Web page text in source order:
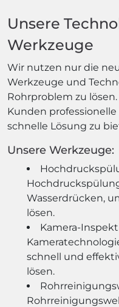
Unsere
Werkzeuge
Wir nutzen nur die
Werkzeuge und
Rohrproblem zu
Kunden
schnelle Lösung zu
Unsere Werkzeuge:
Wasserdrücken,
lösen.
Kamera-
schnell und
lösen.